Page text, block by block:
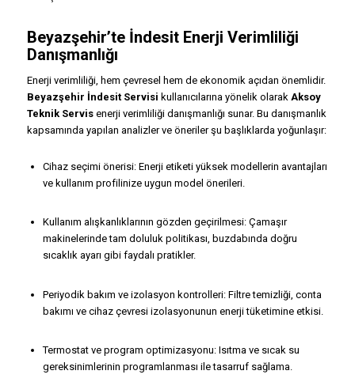
Beyazşehir’te İndesit Enerji Verimliliği
Danışmanlığı
Enerji verimliliği, hem çevresel hem de ekonomik açıdan önemlidir.
Beyazşehir İndesit Servisi kullanıcılarına yönelik olarak Aksoy
Teknik Servisenerji verimliliği danışmanlığı sunar. Bu danışmanlık
kapsamında yapılan analizler ve öneriler şu başlıklarda yoğunlaşır:
Cihaz seçimi önerisi: Enerji etiketi yüksek modellerin avantajları
ve kullanım profilinize uygun model önerileri.
Kullanım alışkanlıklarının gözden geçirilmesi: Çamaşır
makinelerinde tam doluluk politikası, buzdabında doğru
sıcaklık ayarı gibi faydalı pratikler.
Periyodik bakım ve izolasyon kontrolleri: Filtre temizliği, conta
bakımı ve cihaz çevresi izolasyonunun enerji tüketimine etkisi.
Termostat ve program optimizasyonu: Isıtma ve sıcak su
gereksinimlerinin programlanması ile tasarruf sağlama.